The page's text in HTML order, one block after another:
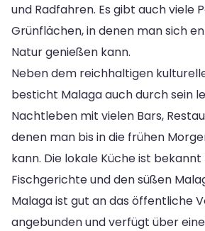
und Radfahren. Es gibt auch viele
Grünflächen, in denen man sich
Natur genießen kann.
Neben dem reichhaltigen
besticht Malaga auch durch sein
Nachtleben mit vielen Bars,
denen man bis in die frühen
kann. Die lokale Küche ist
Fischgerichte und den süßen
Malaga ist gut an das öffentliche
angebunden und verfügt über